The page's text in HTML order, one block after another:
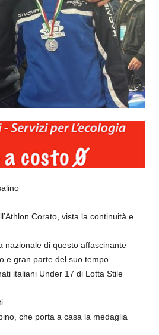
Corato, vista la continuità e
nazionale di questo affascinante
e gran parte del suo tempo.
italiani Under 17 di Lotta Stile
che porta a casa la medaglia